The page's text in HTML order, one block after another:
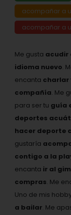
acompañar a
acompañar a
Me gusta acudir
idioma nuevo.
encanta charlar
compañía. Me
para ser tu guía
deportes
hacer deporte
gustaría
contigo a la
encanta ir al
compras. Me
Uno de mis
a bailar. Me